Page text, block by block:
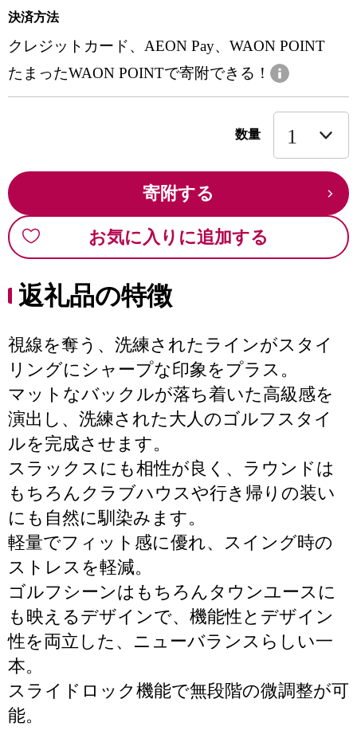
決済方法
クレジットカード、AEON Pay、WAON POINT
たまったWAON POINTで寄附できる！
数量
寄附する
お気に入りに追加する
返礼品の特徴
視線を奪う、洗練されたラインがスタイ
リングにシャープな印象をプラス。
マットなバックルが落ち着いた高級感を
演出し、洗練された大人のゴルフスタイ
ルを完成させます。
スラックスにも相性が良く、ラウンドは
もちろんクラブハウスや行き帰りの装い
にも自然に馴染みます。
軽量でフィット感に優れ、スイング時の
ストレスを軽減。
ゴルフシーンはもちろんタウンユースに
も映えるデザインで、機能性とデザイン
性を両立した、ニューバランスらしい一
本。
スライドロック機能で無段階の微調整が可
能。